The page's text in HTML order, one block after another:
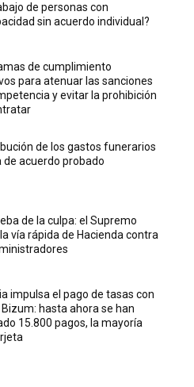
de personas con
sin acuerdo individual?
de cumplimiento
para atenuar las sanciones
y evitar la prohibición
de los gastos funerarios
de acuerdo probado
de la culpa: el Supremo
vía rápida de Hacienda contra
impulsa el pago de tasas con
Bizum: hasta ahora se han
15.800 pagos, la mayoría